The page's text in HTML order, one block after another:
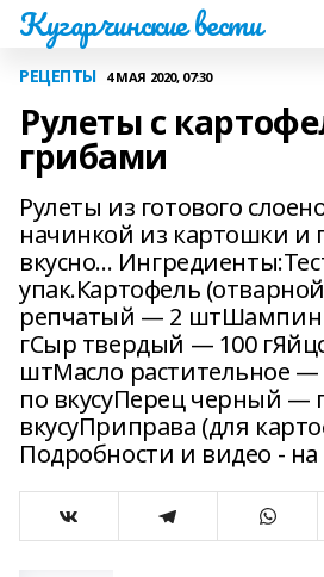
Кугарчинские вести
РЕЦЕПТЫ 4 МАЯ 2020, 07:30
Рулеты с
грибами
Рулеты из готового
начинкой из картошки и
вкусно...
упак.Картофель
репчатый — 2
гСыр твердый — 100
штМасло растительное —
по вкусуПерец черный —
вкусуПриправа (для
Подробности и видео - на